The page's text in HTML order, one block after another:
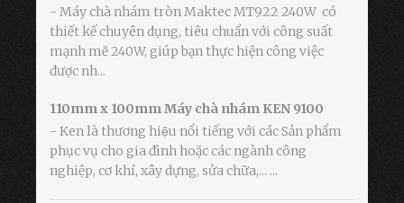
- Máy chà nhám tròn Maktec MT922 240W có
thiết kế chuyên dụng, tiêu chuẩn với công suất
mạnh mẽ 240W, giúp bạn thực hiện công việc
được nh...
110mm x 100mm Máy chà nhám KEN 9100
- Ken là thương hiệu nổi tiếng với các Sản phẩm
phục vụ cho gia đình hoặc các ngành công
nghiệp, cơ khí, xây dựng, sửa chữa,... ...